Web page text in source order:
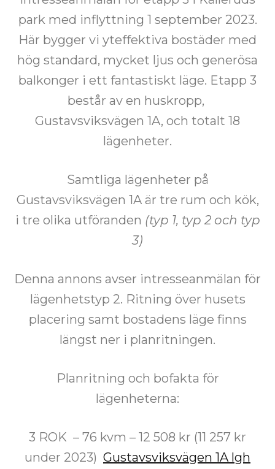
park med inflyttning 1 september 2023.
Här bygger vi yteffektiva bostäder med
hög standard, mycket ljus och generösa
balkonger i ett fantastiskt läge. Etapp 3
består av en huskropp,
Gustavsviksvägen 1A, och totalt 18
lägenheter.
Samtliga lägenheter på
Gustavsviksvägen 1A är tre rum och kök,
i tre olika utföranden (typ 1, typ 2 och typ
3)
Denna annons avser intresseanmälan för
lägenhetstyp 2. Ritning över husets
placering samt bostadens läge finns
längst ner i planritningen.
Planritning och bofakta för
lägenheterna:
3 ROK – 76 kvm – 12 508 kr (11 257 kr
under 2023) Gustavsviksvägen 1A lgh